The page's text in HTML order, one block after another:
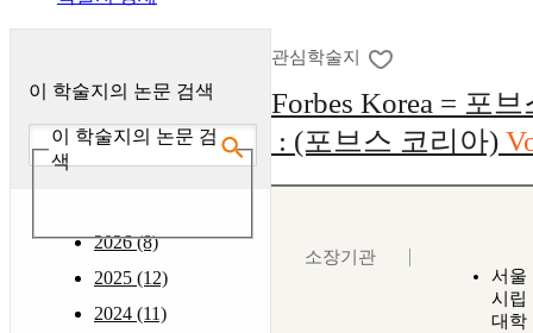
이 학술지의 논문 검색
이 학술지의 논문 검
색
2026 (8)
2025 (12)
2024 (11)
관심학술지
Forbes Korea = 포
: (포브스 코리아)
소장기관
서울
시립
대학